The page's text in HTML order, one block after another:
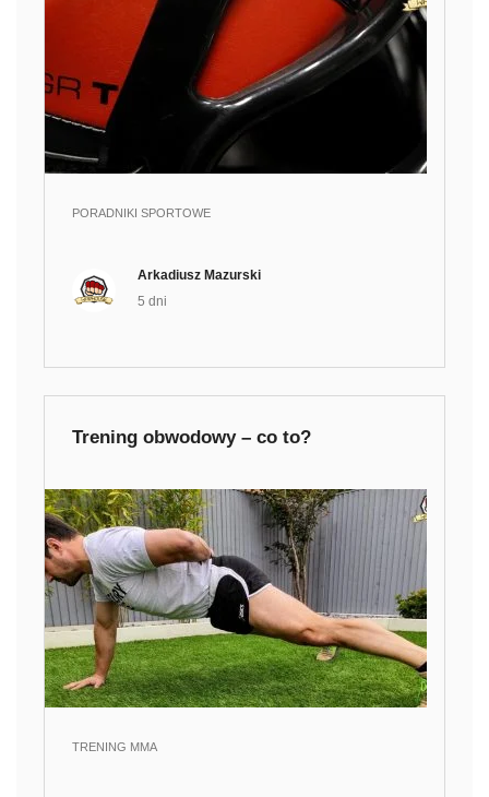
PORADNIKI SPORTOWE
Arkadiusz Mazurski
5 dni
Trening obwodowy – co to?
TRENING MMA